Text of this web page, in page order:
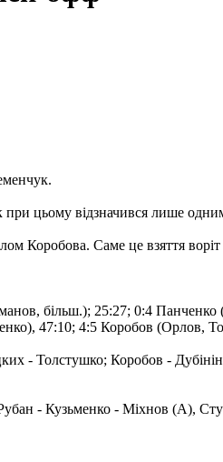
цьому відзначився лише
Коробова. Саме це взяття
більш.); 25:27; 0:4 Панченко
47:10; 4:5 Коробов (Орлов,
- Толстушко; Коробов -
- Кузьменко - Міхнов (А),